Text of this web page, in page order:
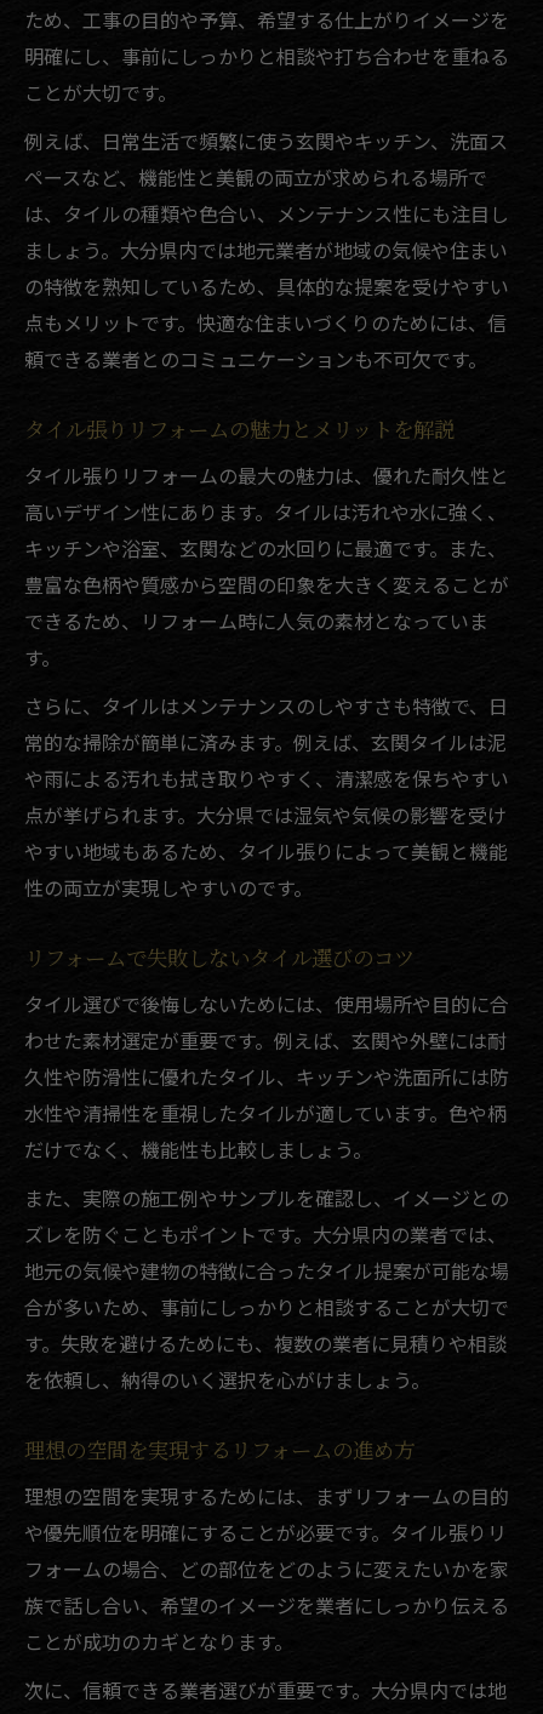
リフォームの流れと必要な事前準備とは
費用を抑えるタイル張りのポイントを解説
リフォーム費用を抑える具体的な工夫とは
タイル張りでコスパ重視のリフォーム方法
リフォーム費用相場と見積り比較のポイン
ト
予算内で理想を叶えるタイル選びのコツ
リフォーム費用削減のための賢い工事計画
信頼できる業者選びで後悔しない工事へ
説
信頼できるリフォーム業者の見極め方とは
タイル張りリフォームで重視すべき実績
口コミや事例から学ぶ業者選びの注意点
リフォームで失敗しないための相談方法
リフォーム時に活用したい助成金情報も紹介
タイル張りリフォームに役立つ補助金制度
申請前に知っておきたい助成金の条件とは
リフォーム助成金の活用手順と注意点解説
工事費用負担を減らすための制度活用法
タイルの種類と工期が仕上がりを左右する理由
リフォームで選ぶタイルの特徴と比較ポイ
ント
工期短縮のために知っておきたい施工方法
タイル張りとリフォームのスケジュール管
理術
仕上がりに差が出るタイルの選び方を解説
ため、工事の目的や予算、希望する仕上がりイメージを
明確にし、事前にしっかりと相談や打ち合わせを重ねる
ことが大切です。
例えば、日常生活で頻繁に使う玄関やキッチン、洗面ス
ペースなど、機能性と美観の両立が求められる場所で
は、タイルの種類や色合い、メンテナンス性にも注目し
ましょう。大分県内では地元業者が地域の気候や住まい
の特徴を熟知しているため、具体的な提案を受けやすい
点もメリットです。快適な住まいづくりのためには、信
頼できる業者とのコミュニケーションも不可欠です。
タイル張りリフォームの魅力とメリットを解説
タイル張りリフォームの最大の魅力は、優れた耐久性と
高いデザイン性にあります。タイルは汚れや水に強く、
キッチンや浴室、玄関などの水回りに最適です。また、
豊富な色柄や質感から空間の印象を大きく変えることが
できるため、リフォーム時に人気の素材となっていま
す。
さらに、タイルはメンテナンスのしやすさも特徴で、日
常的な掃除が簡単に済みます。例えば、玄関タイルは泥
や雨による汚れも拭き取りやすく、清潔感を保ちやすい
点が挙げられます。大分県では湿気や気候の影響を受け
やすい地域もあるため、タイル張りによって美観と機能
性の両立が実現しやすいのです。
リフォームで失敗しないタイル選びのコツ
タイル選びで後悔しないためには、使用場所や目的に合
わせた素材選定が重要です。例えば、玄関や外壁には耐
久性や防滑性に優れたタイル、キッチンや洗面所には防
水性や清掃性を重視したタイルが適しています。色や柄
だけでなく、機能性も比較しましょう。
また、実際の施工例やサンプルを確認し、イメージとの
ズレを防ぐこともポイントです。大分県内の業者では、
地元の気候や建物の特徴に合ったタイル提案が可能な場
合が多いため、事前にしっかりと相談することが大切で
す。失敗を避けるためにも、複数の業者に見積りや相談
を依頼し、納得のいく選択を心がけましょう。
理想の空間を実現するリフォームの進め方
理想の空間を実現するためには、まずリフォームの目的
や優先順位を明確にすることが必要です。タイル張りリ
フォームの場合、どの部位をどのように変えたいかを家
族で話し合い、希望のイメージを業者にしっかり伝える
ことが成功のカギとなります。
次に、信頼できる業者選びが重要です。大分県内では地